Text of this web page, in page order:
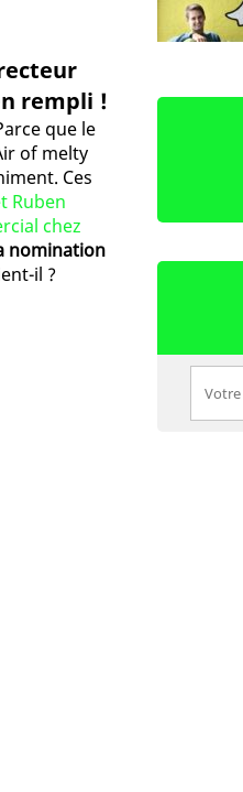
rempli !
que le
of melty
Ces
Ruben
chez
nomination
il ?